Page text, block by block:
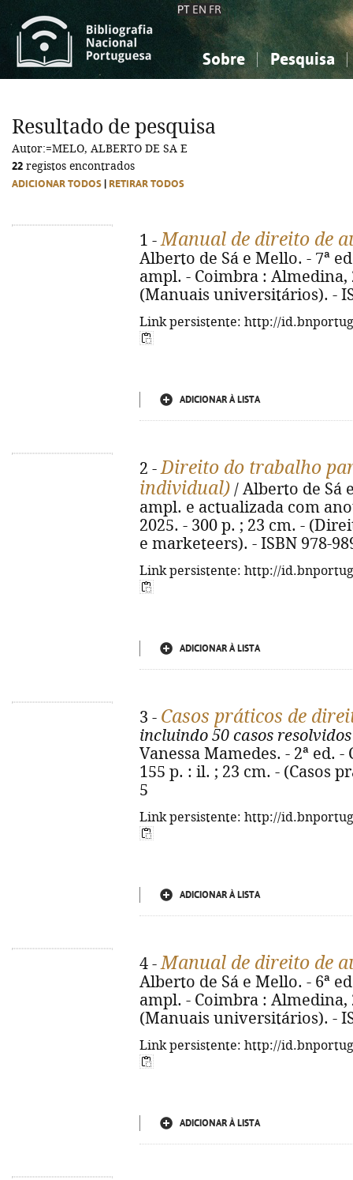
PT EN FR
Sobre Pesquisa
Ciências sociais...
Ciências sociais...
Resultado de pesquisa
Autor:=MELO, ALBERTO DE SA E
22 registos encontrados
ADICIONAR TODOS RETIRAR TODOS
1 -Manual de direito de
Alberto de Sá e Mello. - 7ª
ampl. - Coimbra : Almedina,
(Manuais universitários). -
Link persistente: http://
ADICIONAR À LISTA
2 -Direito do trabalho
individual) / Alberto de Sá
ampl. e actualizada com
2025. - 300 p. ; 23 cm. -
e marketeers). - ISBN 978-
Link persistente: http://
ADICIONAR À LISTA
3 - Casos práticos de
incluindo 50 casos resolvidos
Vanessa Mamedes. - 2ª ed.
155 p. : il. ; 23 cm. - (Casos
5
Link persistente: http://
ADICIONAR À LISTA
4 -Manual de direito de
Alberto de Sá e Mello. - 6ª
ampl. - Coimbra : Almedina,
(Manuais universitários). -
Link persistente: http://
ADICIONAR À LISTA